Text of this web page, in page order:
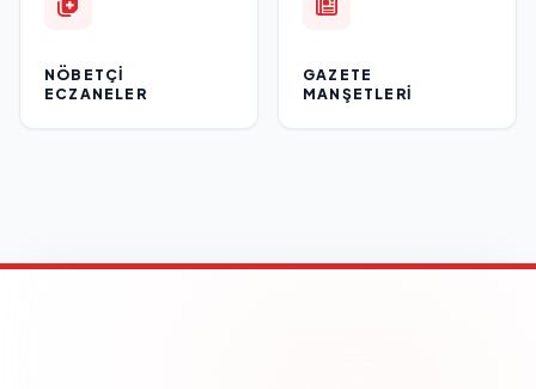
NÖBETÇI
ECZANELER
GAZETE
MANŞETLERI